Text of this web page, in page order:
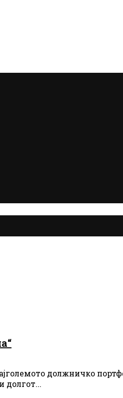
должничко
долгот...